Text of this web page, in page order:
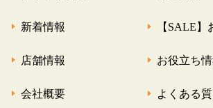
新着情報 【SALE
店舗情報 お役立ち
会社概要 よくある